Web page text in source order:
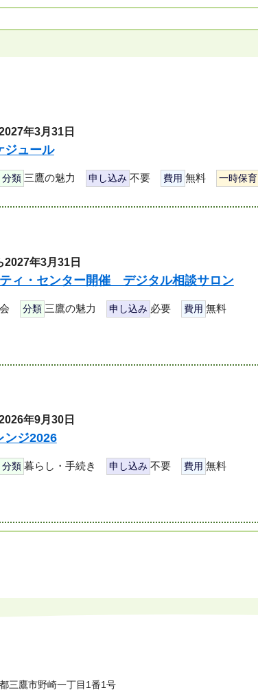
年3月31日
ジュール
分類 三鷹の魅力 申し込み 不要 費用 無料 一時保育
2027年3月31日
ィ・センター開催 デジタル相談サロン
分類 三鷹の魅力 申し込み 必要 費用 無料
年9月30日
ンジ2026
分類 暮らし・手続き 申し込み 不要 費用 無料
三鷹市野崎一丁目1番1号